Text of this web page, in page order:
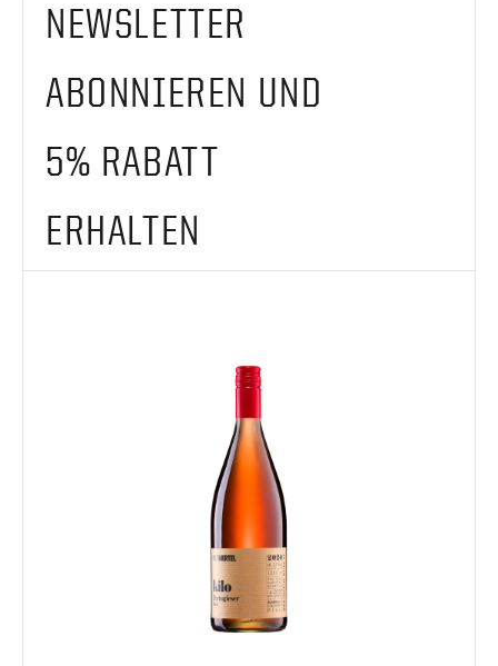
NEWSLETTER
ABONNIEREN UND
5% RABATT
ERHALTEN